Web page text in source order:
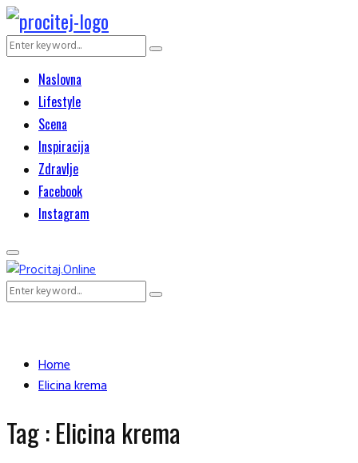
Search
Search
Naslovna
Lifestyle
Scena
Inspiracija
Zdravlje
Facebook
Instagram
Primary
Menu
Search
Search
Home
Elicina krema
Tag : Elicina krema